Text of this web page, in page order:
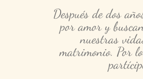
Después de dos
por amor y
nuestras
matrimonio. Por lo